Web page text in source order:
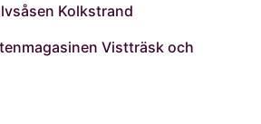
Kolkstrand
Vistträsk och